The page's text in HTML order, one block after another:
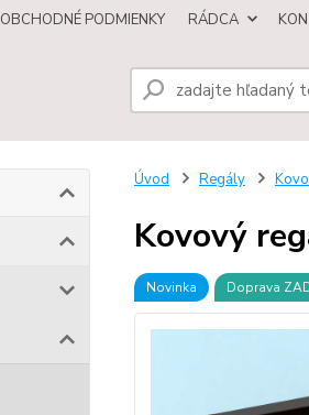
OBCHODNÉ PODMIENKY RÁDCA
Úvod Regály
Kovový
Novinka Doprava